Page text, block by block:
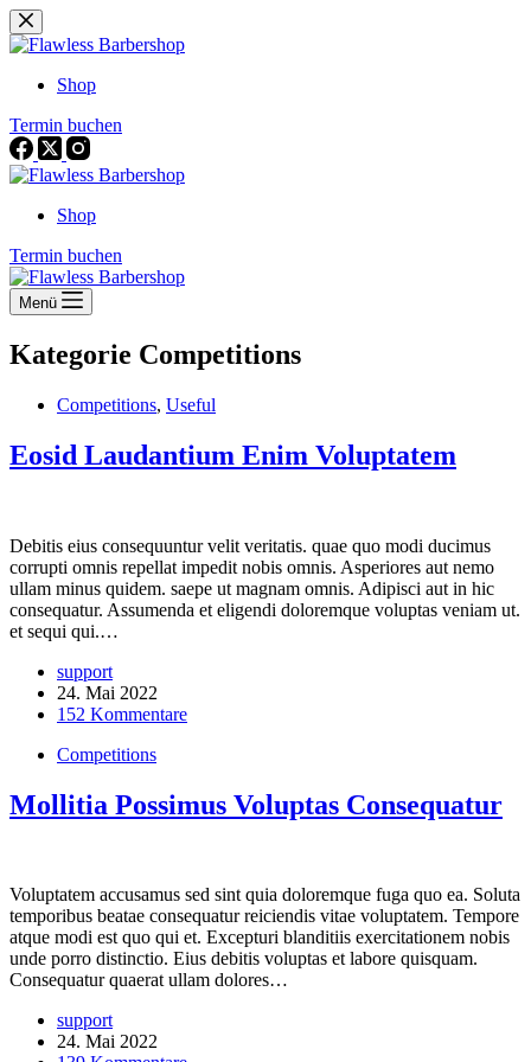
Zum
Inhalt
Shop
Termin buchen
Shop
Termin buchen
Menü
Kategorie Competitions
Competitions, Useful
Eosid Laudantium Enim Voluptatem
Debitis eius consequuntur velit veritatis. quae quo modi ducimus
corrupti omnis repellat impedit nobis omnis. Asperiores aut nemo
ullam minus quidem. saepe ut magnam omnis. Adipisci aut in hic
consequatur. Assumenda et eligendi doloremque voluptas veniam ut.
et sequi qui.…
support
24. Mai 2022
152 Kommentare
Competitions
Mollitia Possimus Voluptas Consequatur
Voluptatem accusamus sed sint quia doloremque fuga quo ea. Soluta
temporibus beatae consequatur reiciendis vitae voluptatem. Tempore
atque modi est quo qui et. Excepturi blanditiis exercitationem nobis
unde porro distinctio. Eius debitis voluptas et labore quisquam.
Consequatur quaerat ullam dolores…
support
24. Mai 2022